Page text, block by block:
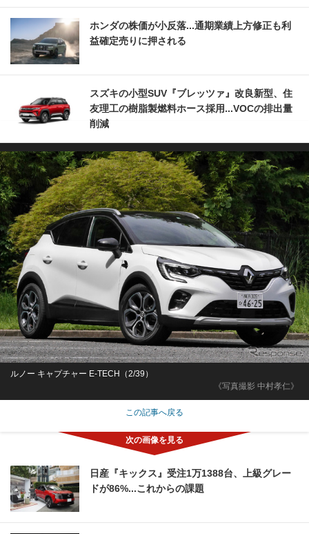
ホンダの株価が小反落...通期業績上方修正も利
益確定売りに押される
スズキの小型SUV『ブレッツァ』改良新型、住
友理工の樹脂製燃料ホース採用...VOCの排出量
削減
《写真撮影 中村孝仁》
ルノー キャプチャー E-TECH（2/39）
この記事へ戻る
日産『キックス』受注1万1388台、上級グレー
ドが86%...これからの課題